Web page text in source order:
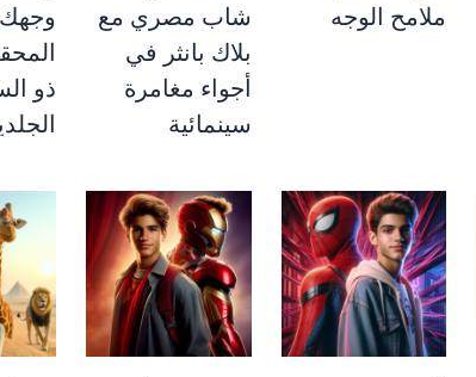
ملامح الوجه
شاب مصري مع
بلاك بانثر في
أجواء مغامرة
سينمائية
ذو